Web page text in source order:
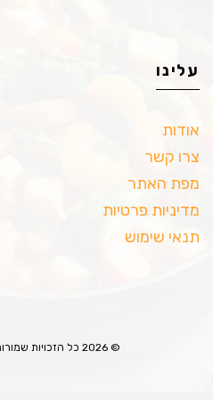
עלינו
אודות
צרו קשר
מפת האתר
מדיניות פרטיות
תנאי שימוש
© 2026 כל הזכויות שמורות לטעמים מבית אמא